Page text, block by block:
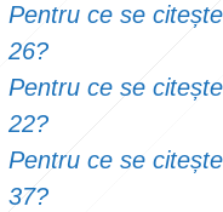
Pentru ce se
26?
Pentru ce se
22?
Pentru ce se
37?